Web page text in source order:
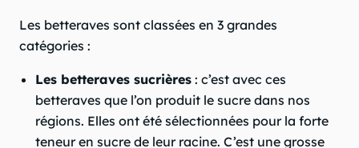
Les betteraves sont classées en 3 grandes
catégories :
Les betteraves sucrières : c’est avec ces
betteraves que l’on produit le sucre dans nos
régions. Elles ont été sélectionnées pour la forte
teneur en sucre de leur racine. C’est une grosse